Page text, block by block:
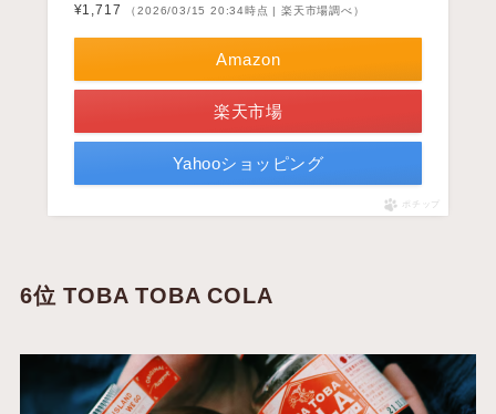
¥1,717
（2026/03/15 20:34時点 | 楽天市場調べ）
Amazon
楽天市場
Yahooショッピング
ポチップ
6位 TOBA TOBA COLA